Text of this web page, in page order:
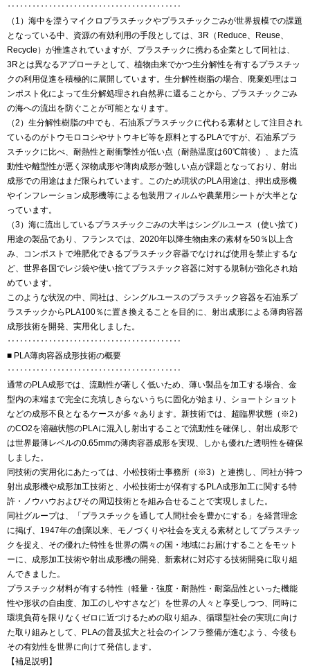
‥‥‥‥‥‥‥‥‥‥‥‥‥‥‥‥‥‥‥‥‥
（1）海中を漂うマイクロプラスチックやプラスチックごみが世界規模での課題
となっている中、資源の有効利用の手段としては、3R（Reduce、Reuse、
Recycle）が推進されていますが、プラスチックに携わる企業として同社は、
3Rとは異なるアプローチとして、植物由来でかつ生分解性を有するプラスチッ
クの利用促進を積極的に展開しています。生分解性樹脂の場合、廃棄処理はコ
ンポスト化によって生分解処理され自然界に還ることから、プラスチックごみ
の海への流出を防ぐことが可能となります。
（2）生分解性樹脂の中でも、石油系プラスチックに代わる素材として注目され
ているのがトウモロコシやサトウキビ等を原料とするPLAですが、石油系プラ
スチックに比べ、耐熱性と耐衝撃性が低い点（耐熱温度は60℃前後）、また流
動性や離型性が悪く深物成形や薄肉成形が難しい点が課題となっており、射出
成形での用途はまだ限られています。このため現状のPLA用途は、押出成形機
やインフレーション成形機等による包装用フィルムや農業用シートが大半とな
っています。
（3）海に流出しているプラスチックごみの大半はシングルユース（使い捨て）
用途の製品であり、フランスでは、2020年以降生物由来の素材を50％以上含
み、コンポストで堆肥化できるプラスチック容器でなければ使用を禁止するな
ど、世界各国でレジ袋や使い捨てプラスチック容器に対する規制が強化され始
めています。
このような状況の中、同社は、シングルユースのプラスチック容器を石油系プ
ラスチックからPLA100％に置き換えることを目的に、射出成形による薄肉容器
成形技術を開発、実用化しました。
‥‥‥‥‥‥‥‥‥‥‥‥‥‥‥‥‥‥‥‥‥
■ PLA薄肉容器成形技術の概要
‥‥‥‥‥‥‥‥‥‥‥‥‥‥‥‥‥‥‥‥‥
通常のPLA成形では、流動性が著しく低いため、薄い製品を加工する場合、金
型内の末端まで完全に充填しきらないうちに固化が始まり、ショートショット
などの成形不良となるケースが多々あります。新技術では、超臨界状態（※2）
のCO2を溶融状態のPLAに混入し射出することで流動性を確保し、射出成形で
は世界最薄レベルの0.65mmの薄肉容器成形を実現、しかも優れた透明性を確保
しました。
同技術の実用化にあたっては、小松技術士事務所（※3）と連携し、同社が持つ
射出成形機や成形加工技術と、小松技術士が保有するPLA成形加工に関する特
許・ノウハウおよびその周辺技術とを組み合せることで実現しました。
同社グループは、「プラスチックを通して人間社会を豊かにする」を経営理念
に掲げ、1947年の創業以来、モノづくりや社会を支える素材としてプラスチッ
クを捉え、その優れた特性を世界の隅々の国・地域にお届けすることをモット
ーに、成形加工技術や射出成形機の開発、新素材に対応する技術開発に取り組
んできました。
プラスチック材料が有する特性（軽量・強度・耐熱性・耐薬品性といった機能
性や形状の自由度、加工のしやすさなど）を世界の人々と享受しつつ、同時に
環境負荷を限りなくゼロに近づけるための取り組み、循環型社会の実現に向け
た取り組みとして、PLAの普及拡大と社会のインフラ整備が進むよう、今後も
その有効性を世界に向けて発信します。
【補足説明】